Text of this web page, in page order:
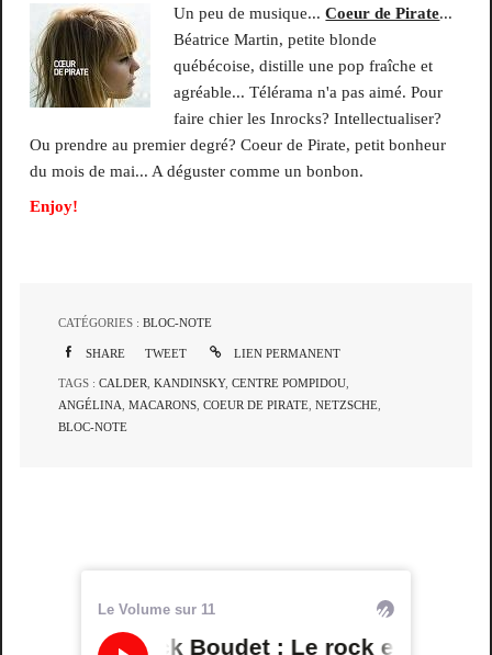
Un peu de musique...Coeur de Pirate...
Béatrice Martin, petite blonde
québécoise, distille une pop fraîche et
agréable... Télérama n'a pas aimé. Pour
faire chier les Inrocks? Intellectualiser?
Ou prendre au premier degré? Coeur de Pirate, petit bonheur
du mois de mai... A déguster comme un bonbon.
Enjoy!
CATÉGORIES :BLOC-NOTE
SHARE TWEET LIEN PERMANENT
TAGS :CALDER ,KANDINSKY,CENTRE POMPIDOU
ANGÉLINA
,MACARONS ,COEUR DE PIRATE ,NETZSCHE
BLOC-NOTE